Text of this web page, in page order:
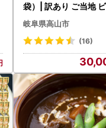
袋）| 訳あり ご当地
カレー レトルト 人気
高山 DC009VC13
岐阜県高山市
(16)